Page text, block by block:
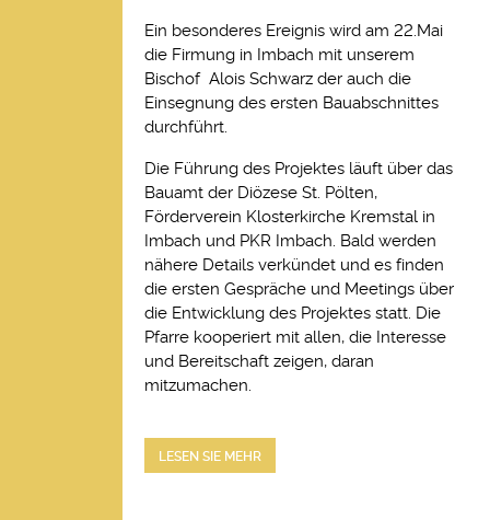
Ein besonderes Ereignis wird am 22.Mai
die Firmung in Imbach mit unserem
Bischof Alois Schwarz der auch die
Einsegnung des ersten Bauabschnittes
durchführt.
Die Führung des Projektes läuft über das
Bauamt der Diözese St. Pölten,
Förderverein Klosterkirche Kremstal in
Imbach und PKR Imbach. Bald werden
nähere Details verkündet und es finden
die ersten Gespräche und Meetings über
die Entwicklung des Projektes statt. Die
Pfarre kooperiert mit allen, die Interesse
und Bereitschaft zeigen, daran
mitzumachen.
LESEN SIE MEHR